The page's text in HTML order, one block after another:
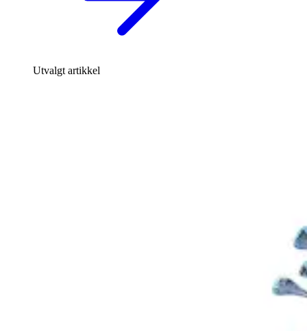
Utvalgt artikkel